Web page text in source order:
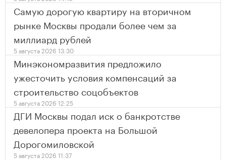
Самую дорогую квартиру на вторичном
рынке Москвы продали более чем за
миллиард рублей
5 августа 2026 13:30
Минэкономразвития предложило
ужесточить условия компенсаций за
строительство соцобъектов
5 августа 2026 12:25
ДГИ Москвы подал иск о банкротстве
девелопера проекта на Большой
Дорогомиловской
5 августа 2026 11:37